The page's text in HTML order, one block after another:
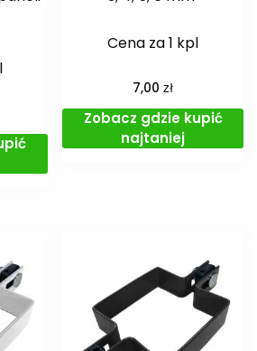
Cena za 1 kpl
7,00zł
Zobacz gdzie kupić
najtaniej